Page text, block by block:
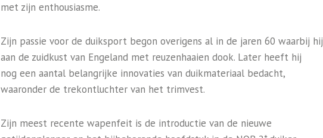
met zijn enthousiasme.
Zijn passie voor de duiksport begon overigens al in de jaren 60 waarbij hij
aan de zuidkust van Engeland met reuzenhaaien dook. Later heeft hij
nog een aantal belangrijke innovaties van duikmateriaal bedacht,
waaronder de trekontluchter van het trimvest.
Zijn meest recente wapenfeit is de introductie van de nieuwe